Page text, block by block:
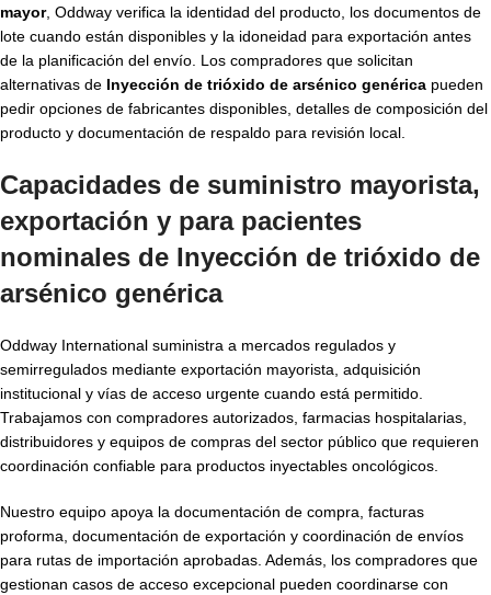
mayor, Oddway verifica la identidad del producto, los documentos de
lote cuando están disponibles y la idoneidad para exportación antes
de la planificación del envío. Los compradores que solicitan
alternativas de Inyección de trióxido de arsénico genérica pueden
pedir opciones de fabricantes disponibles, detalles de composición del
producto y documentación de respaldo para revisión local.
Capacidades de suministro mayorista,
exportación y para pacientes
nominales de Inyección de trióxido de
arsénico genérica
Oddway International suministra a mercados regulados y
semirregulados mediante exportación mayorista, adquisición
institucional y vías de acceso urgente cuando está permitido.
Trabajamos con compradores autorizados, farmacias hospitalarias,
distribuidores y equipos de compras del sector público que requieren
coordinación confiable para productos inyectables oncológicos.
Nuestro equipo apoya la documentación de compra, facturas
proforma, documentación de exportación y coordinación de envíos
para rutas de importación aprobadas. Además, los compradores que
gestionan casos de acceso excepcional pueden coordinarse con